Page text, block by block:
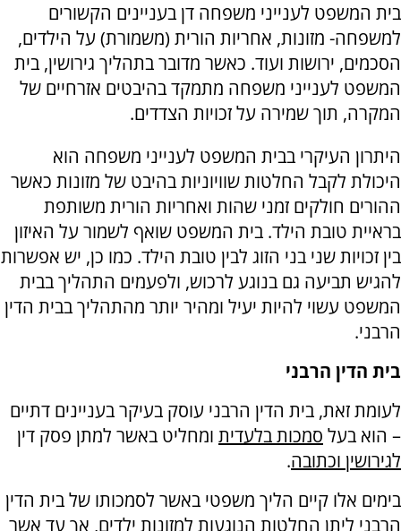
בית המשפט לענייני משפחה דן בעניינים הקשורים
למשפחה- מזונות, אחריות הורית (משמורת) על הילדים,
הסכמים, ירושות ועוד. כאשר מדובר בתהליך גירושין, בית
המשפט לענייני משפחה מתמקד בהיבטים אזרחיים של
המקרה, תוך שמירה על זכויות הצדדים.
היתרון העיקרי בבית המשפט לענייני משפחה הוא
היכולת לקבל החלטות שוויוניות בהיבט של מזונות כאשר
ההורים חולקים זמני שהות ואחריות הורית משותפת
בראיית טובת הילד. בית המשפט שואף לשמור על האיזון
בין זכויות שני בני הזוג לבין טובת הילד. כמו כן, יש אפשרות
להגיש תביעה גם בנוגע לרכוש, ולפעמים התהליך בבית
המשפט עשוי להיות יעיל ומהיר יותר מהתהליך בבית הדין
הרבני.
בית הדין הרבני
לעומת זאת, בית הדין הרבני עוסק בעיקר בעניינים דתיים
– הוא בעל סמכות בלעדית ומחליט באשר למתן פסק דין
לגירושין וכתובה.
בימים אלו קיים הליך משפטי באשר לסמכותו של בית הדין
הרבני ליתן החלטות הנוגעות למזונות ילדים, אך עד אשר